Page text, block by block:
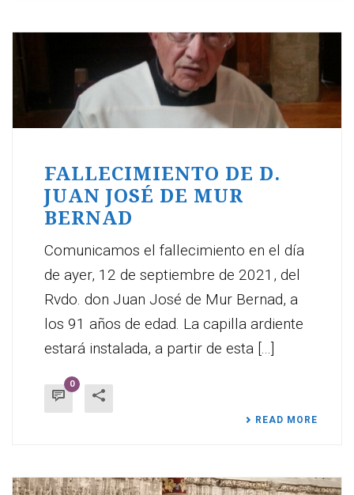
FALLECIMIENTO DE D.
JUAN JOSÉ DE MUR
BERNAD
Comunicamos el fallecimiento en el día
de ayer, 12 de septiembre de 2021, del
Rvdo. don Juan José de Mur Bernad, a
los 91 años de edad. La capilla ardiente
estará instalada, a partir de esta [...]
0
READ MORE